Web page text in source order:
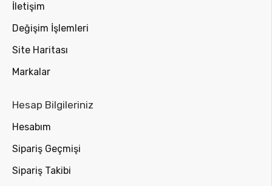
İletişim
Değişim İşlemleri
Site Haritası
Markalar
Hesap Bilgileriniz
Hesabım
Sipariş Geçmişi
Sipariş Takibi